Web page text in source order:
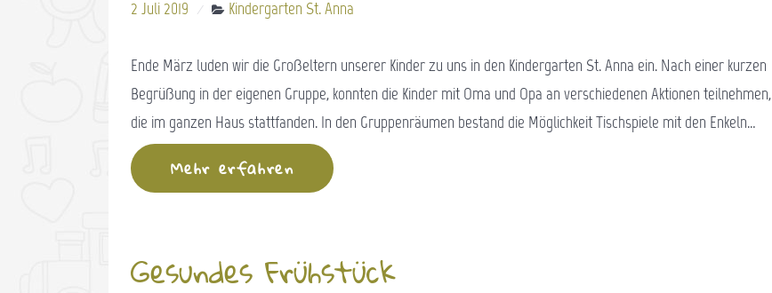
2 Juli 2019 Kindergarten St. Anna
Ende März luden wir die Großeltern unserer Kinder zu uns in den Kindergarten St. Anna ein. Nach einer kurzen
Begrüßung in der eigenen Gruppe, konnten die Kinder mit Oma und Opa an verschiedenen Aktionen teilnehmen,
die im ganzen Haus stattfanden. In den Gruppenräumen bestand die Möglichkeit Tischspiele mit den Enkeln…
Mehr erfahren
Gesundes Frühstück